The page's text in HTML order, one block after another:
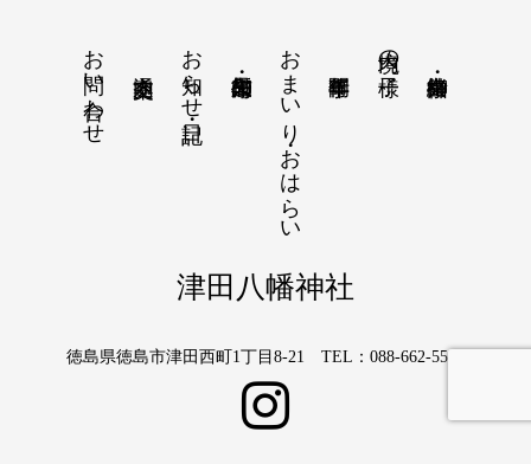
境内の様子
おまいり・おはらい
お知らせ・日記
お問い合わせ
津田八幡神社
徳島県徳島市津田西町1丁目8-21 TEL：088-662-5566